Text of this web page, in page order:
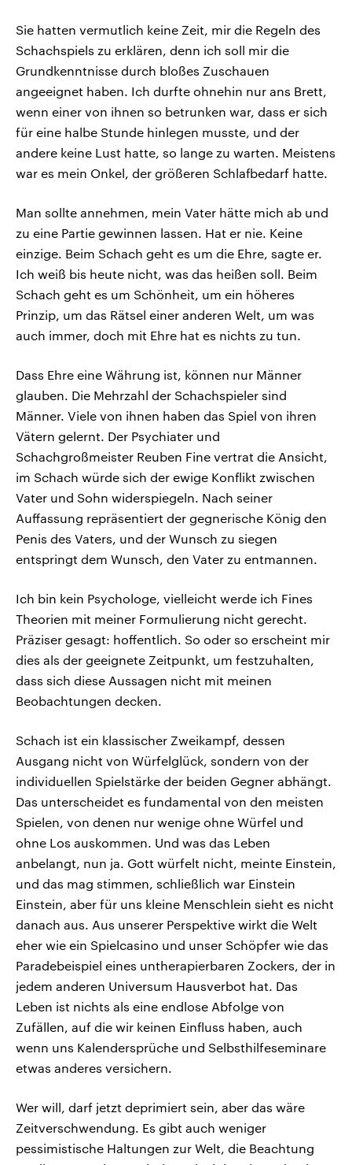
Sie hatten vermutlich keine Zeit, mir die Regeln des
Schachspiels zu erklären, denn ich soll mir die
Grundkenntnisse durch bloßes Zuschauen
angeeignet haben. Ich durfte ohnehin nur ans Brett,
wenn einer von ihnen so betrunken war, dass er sich
für eine halbe Stunde hinlegen musste, und der
andere keine Lust hatte, so lange zu warten. Meistens
war es mein Onkel, der größeren Schlafbedarf hatte.
Man sollte annehmen, mein Vater hätte mich ab und
zu eine Partie gewinnen lassen. Hat er nie. Keine
einzige. Beim Schach geht es um die Ehre, sagte er.
Ich weiß bis heute nicht, was das heißen soll. Beim
Schach geht es um Schönheit, um ein höheres
Prinzip, um das Rätsel einer anderen Welt, um was
auch immer, doch mit Ehre hat es nichts zu tun.
Dass Ehre eine Währung ist, können nur Männer
glauben. Die Mehrzahl der Schachspieler sind
Männer. Viele von ihnen haben das Spiel von ihren
Vätern gelernt. Der Psychiater und
Schachgroßmeister Reuben Fine vertrat die Ansicht,
im Schach würde sich der ewige Konflikt zwischen
Vater und Sohn widerspiegeln. Nach seiner
Auffassung repräsentiert der gegnerische König den
Penis des Vaters, und der Wunsch zu siegen
entspringt dem Wunsch, den Vater zu entmannen.
Ich bin kein Psychologe, vielleicht werde ich Fines
Theorien mit meiner Formulierung nicht gerecht.
Präziser gesagt: hoffentlich. So oder so erscheint mir
dies als der geeignete Zeitpunkt, um festzuhalten,
dass sich diese Aussagen nicht mit meinen
Beobachtungen decken.
Schach ist ein klassischer Zweikampf, dessen
Ausgang nicht von Würfelglück, sondern von der
individuellen Spielstärke der beiden Gegner abhängt.
Das unterscheidet es fundamental von den meisten
Spielen, von denen nur wenige ohne Würfel und
ohne Los auskommen. Und was das Leben
anbelangt, nun ja. Gott würfelt nicht, meinte Einstein,
und das mag stimmen, schließlich war Einstein
Einstein, aber für uns kleine Menschlein sieht es nicht
danach aus. Aus unserer Perspektive wirkt die Welt
eher wie ein Spielcasino und unser Schöpfer wie das
Paradebeispiel eines untherapierbaren Zockers, der in
jedem anderen Universum Hausverbot hat. Das
Leben ist nichts als eine endlose Abfolge von
Zufällen, auf die wir keinen Einfluss haben, auch
wenn uns Kalendersprüche und Selbsthilfeseminare
etwas anderes versichern.
Wer will, darf jetzt deprimiert sein, aber das wäre
Zeitverschwendung. Es gibt auch weniger
pessimistische Haltungen zur Welt, die Beachtung